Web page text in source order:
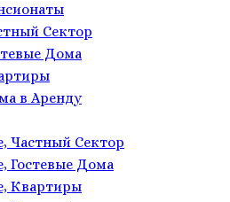
Сектор
Дома
в Аренду
Частный Сектор
Гостевые Дома
Квартиры